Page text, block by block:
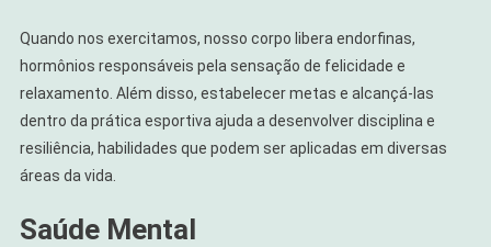
Quando nos exercitamos, nosso corpo libera endorfinas,
hormônios responsáveis pela sensação de felicidade e
relaxamento. Além disso, estabelecer metas e alcançá-las
dentro da prática esportiva ajuda a desenvolver disciplina e
resiliência, habilidades que podem ser aplicadas em diversas
áreas da vida.
Saúde Mental